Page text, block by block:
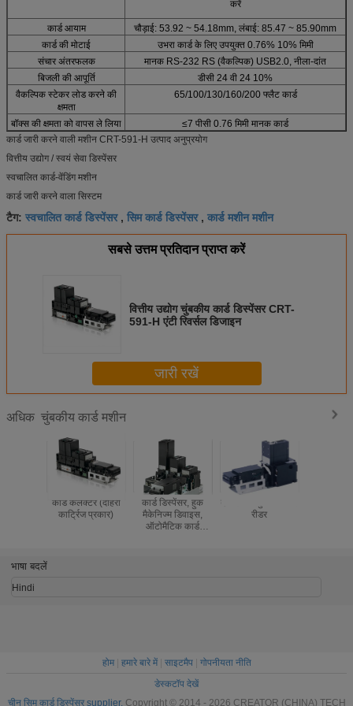
करें
कार्ड आयाम
चौड़ाई: 53.92 ~ 54.18mm, लंबाई: 85.47 ~ 85.90mm
कार्ड की मोटाई
उभरा कार्ड के लिए उपयुक्त 0.76% 10% मिमी
संचार अंतरफलक
मानक RS-232 RS (वैकल्पिक) USB2.0, नीला-दांत
बिजली की आपूर्ति
डीसी 24 वी 24 10%
वैकल्पिक स्टेकर लोड करने की
क्षमता
65/100/130/160/200 फ्लैट कार्ड
बॉक्स की क्षमता को वापस ले लिया
≤7 पीसी 0.76 मिमी मानक कार्ड
कार्ड जारी करने वाली मशीन CRT-591-H उत्पाद अनुप्रयोग
वित्तीय उद्योग / स्वयं सेवा डिस्पेंसर
स्वचालित कार्ड-वेंडिंग मशीन
कार्ड जारी करने वाला सिस्टम
टैग: स्वचालित कार्ड डिस्पेंसर, सिम कार्ड डिस्पेंसर, कार्ड मशीन मशीन
सबसे उत्तम प्रतिदान प्राप्त करें
वित्तीय उद्योग चुंबकीय कार्ड डिस्पेंसर CRT-
591-H एंटी रिवर्सल डिजाइन
जारी रखें
अधिक चुंबकीय कार्ड मशीन
कार्ड कलेक्टर (दोहरी
कार्ट्रिज प्रकार)
कार्ड डिस्पेंसर, हुक
मैकेनिज्म डिवाइस,
ऑटोमैटिक कार्ड
रीडर
भाषा बदलें
Hindi
होम| हमारे बारे में| साइटमैप| गोपनीयता नीति
डेस्कटॉप देखें
चीन सिम कार्ड डिस्पेंसर supplier. Copyright © 2014 - 2026 CREATOR (CHINA) TECH